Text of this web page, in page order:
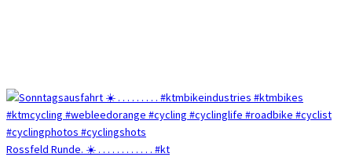
Rossfeld Runde. ☀️ . . . . . . . . . . . . #kt